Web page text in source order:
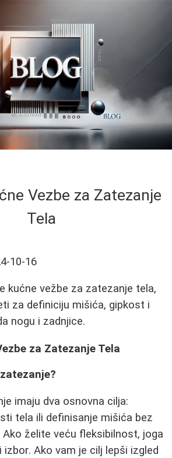
Vezbe za Zatezanje
Tela
10-16
kućne vežbe za zatezanje tela,
za definiciju mišića, gipkost i
nogu i zadnjice.
za Zatezanje Tela
imaju dva osnovna cilja:
tela ili definisanje mišića bez
Ako želite veću fleksibilnost, joga
izbor. Ako vam je cilj lepši izgled